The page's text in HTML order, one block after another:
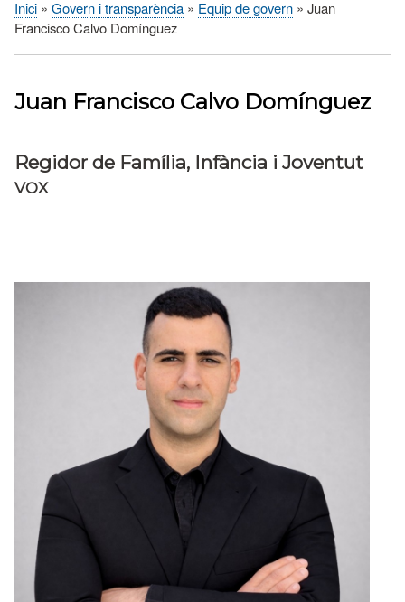
Fil
Inici Govern i transparència Equip de govern
Juan
Francisco Calvo Domínguez
Juan Francisco Calvo Domínguez
Regidor de Família, Infància i Joventut
VOX